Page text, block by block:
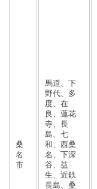
桑
名
市
馬道、下
野代、多
度、在
良、蓮花
寺、長
島、七
和、西桑
名、下深
谷、益
生、近鉄
長島、桑